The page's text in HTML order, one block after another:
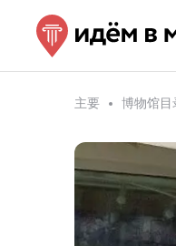
主要 博物馆目